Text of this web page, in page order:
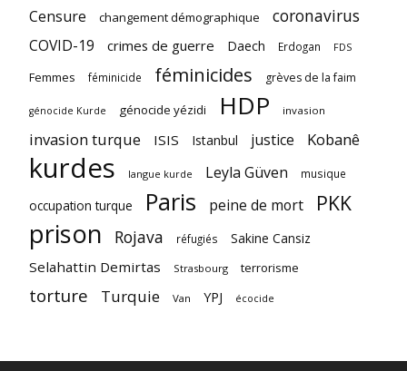
Censure changement démographique coronavirus
COVID-19 crimes de guerre Daech Erdogan FDS
Femmes féminicide féminicides grèves de la faim
génocide Kurde génocide yézidi HDP invasion
invasion turque ISIS Istanbul justice Kobanê
kurdes langue kurde Leyla Güven musique
occupation turque Paris peine de mort PKK
prison Rojava réfugiés Sakine Cansiz
Selahattin Demirtas Strasbourg terrorisme
torture Turquie Van YPJ écocide